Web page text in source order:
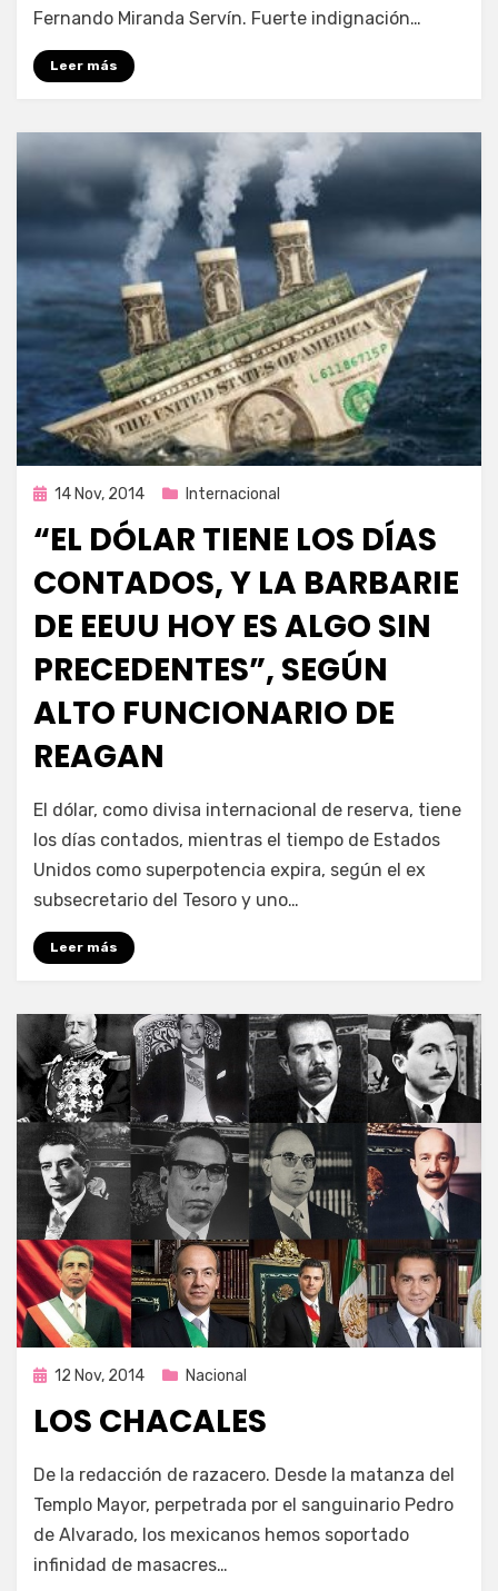
Fernando Miranda Servín. Fuerte indignación…
Leer más
Publicada
14 Nov, 2014 Internacional
“EL DÓLAR TIENE LOS DÍAS
CONTADOS, Y LA BARBARIE
DE EEUU HOY ES ALGO SIN
PRECEDENTES”, SEGÚN
ALTO FUNCIONARIO DE
REAGAN
por
El dólar, como divisa internacional de reserva, tiene
los días contados, mientras el tiempo de Estados
Unidos como superpotencia expira, según el ex
subsecretario del Tesoro y uno…
Leer más
Publicada
12 Nov, 2014 Nacional
LOS CHACALES
por Enrique
De la redacción de razacero. Desde la matanza del
Templo Mayor, perpetrada por el sanguinario Pedro
de Alvarado, los mexicanos hemos soportado
infinidad de masacres…